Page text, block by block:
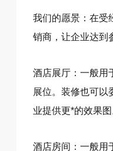
我们的愿景：在受
销商，让企业达到
酒店展厅：一般用
展位。装修也可以
业提供更*的效果图
酒店房间：一般用